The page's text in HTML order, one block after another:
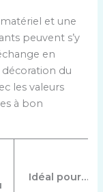
et une
peuvent s’y
en
du
les valeurs
à bon
Idéal pour…